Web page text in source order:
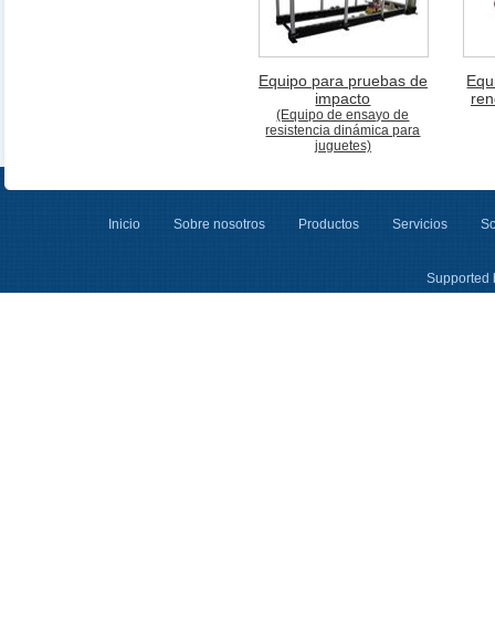
Equipo para pruebas de
impacto
(Equipo de ensayo de
resistencia dinámica para
juguetes)
Inicio Sobre nosotros Productos Servicios
Supported